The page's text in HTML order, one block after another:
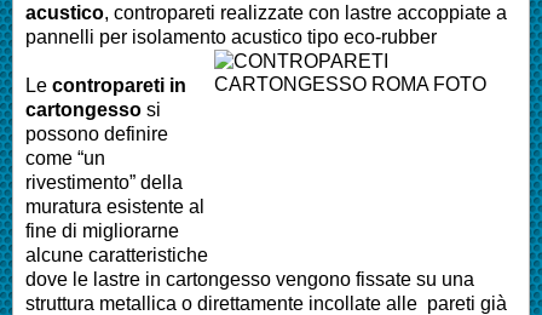
acustico, contropareti realizzate con lastre accoppiate a
pannelli per isolamento acustico tipo eco-rubber
Le contropareti in
cartongesso si
possono definire
come “un
rivestimento” della
muratura esistente al
fine di migliorarne
alcune caratteristiche
dove le lastre in cartongesso vengono fissate su una
struttura metallica o direttamente incollate alle pareti già